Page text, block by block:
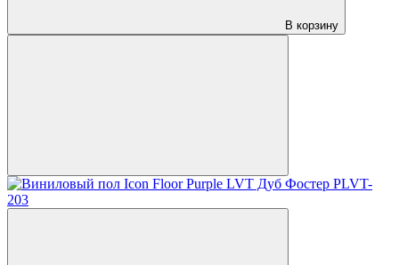
В корзину